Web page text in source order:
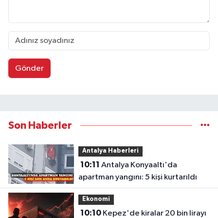
Gönder
Son Haberler
Antalya Haberleri
10:11
apartman yangını: 5 kişi kurtarıldı
Ekonomi
10:10Kepez'de kiralar 20 bin lirayı